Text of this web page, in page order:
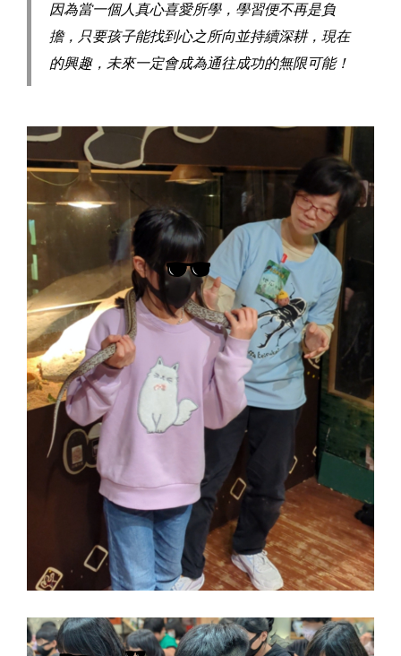
因為當一個人真心喜愛所學，學習便不再是負
擔，只要孩子能找到心之所向並持續深耕，現在
的興趣，未來一定會成為通往成功的無限可能！